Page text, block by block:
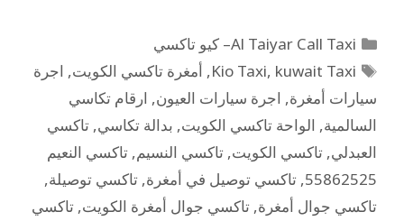
Al Taiyar Call Taxi– كيو تاكسي
Kio Taxi, kuwait Taxi
, أمغرة تاكسي الكويت, اجرة
سيارات أمغرة, اجرة سيارات العيون, ارقام تكاسي
السالمية, الواحة تاكسي الكويت, بدالة تكاسي, تاكسي
العبدلي, تاكسي الكويت, تاكسي النسيم, تاكسي النعيم
55862525
, تاكسي توصيل في أمغرة, تاكسي توصيلة,
تاكسي جوال أمغرة, تاكسي جوال أمغرة الكويت, تاكسي